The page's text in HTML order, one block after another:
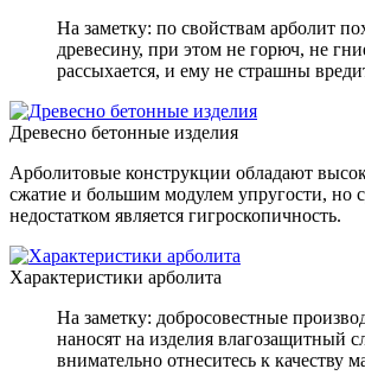
На заметку: по свойствам арболит
древесину, при этом не горюч, не
рассыхается, и ему не страшны
Древесно бетонные изделия
Арболитовые конструкции обладают
сжатие и большим модулем упругости, но
недостатком является гигроскопичность.
Характеристики арболита
На заметку: добросовестные
наносят на изделия влагозащитный
внимательно отнеситесь к качеству